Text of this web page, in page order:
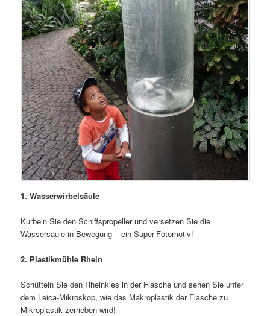
1. Wasserwirbelsäule
Kurbeln Sie den Schiffspropeller und versetzen Sie die
Wassersäule in Bewegung – ein Super-Fotomotiv!
2. Plastikmühle Rhein
Schütteln Sie den Rheinkies in der Flasche und sehen Sie unter
dem Leica-Mikroskop, wie das Makroplastik der Flasche zu
Mikroplastik zerrieben wird!